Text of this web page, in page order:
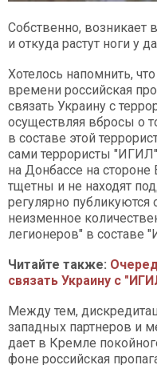
Собственно, возникает
и откуда растут ноги у
Хотелось напомнить,
времени российская
связать Украину с
осуществляя вбросы о
в составе этой
сами террористы
на Донбассе на
тщетны и не находят
регулярно
неизменное
легионеров" в составе
Читайте также:
связать Украину с
Между тем,
западных партнеров и
дает в Кремле
фоне российская